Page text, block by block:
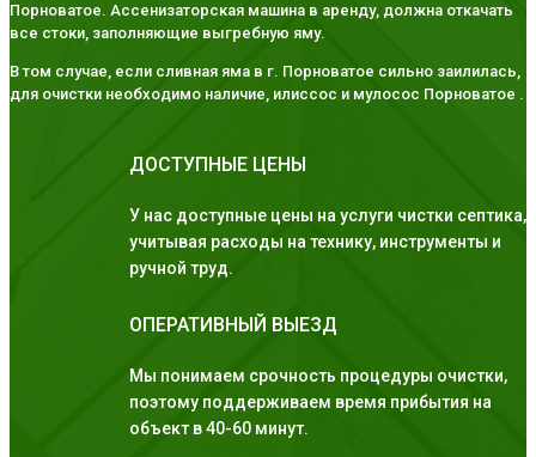
Порноватое. Ассенизаторская машина в аренду, должна откачать
все стоки, заполняющие выгребную яму.
В том случае, если сливная яма в г. Порноватое сильно заилилась,
для очистки необходимо наличие, илиссос и мулосос Порноватое .
ДОСТУПНЫЕ ЦЕНЫ
У нас доступные цены на услуги чистки септика,
учитывая расходы на технику, инструменты и
ручной труд.
ОПЕРАТИВНЫЙ ВЫЕЗД
Мы понимаем срочность процедуры очистки,
поэтому поддерживаем время прибытия на
объект в 40-60 минут.